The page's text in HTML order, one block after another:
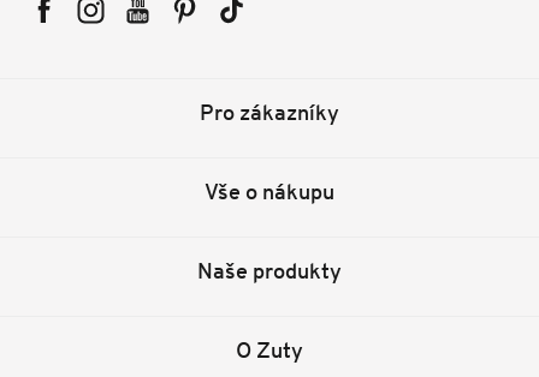
Pro zákazníky
Vše o nákupu
Naše produkty
O Zuty